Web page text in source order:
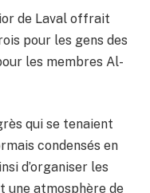
de Laval offrait
pour les gens des
les membres Al-
qui se tenaient
condensés en
d’organiser les
une atmosphère de